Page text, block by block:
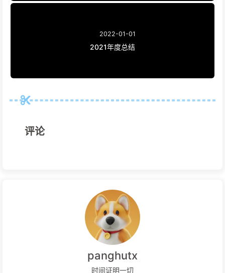
2022-01-01
2021年度总结
评论
panghutx
时间证明一切